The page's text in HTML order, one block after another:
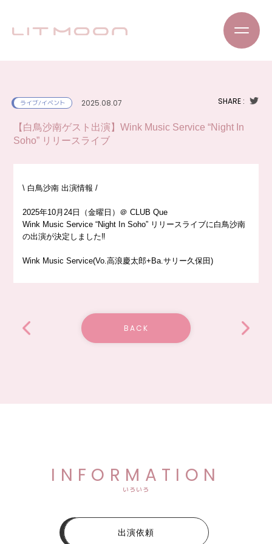
ライブ/イベント 2025.08.07 SHARE :
【白鳥沙南ゲスト出演】Wink Music Service “Night In
Soho” リリースライブ
\ 白鳥沙南 出演情報 /
2025年10月24日（金曜日）＠ CLUB Que
Wink Music Service “Night In Soho” リリースライブに白鳥沙南
の出演が決定しました‼️
Wink Music Service(Vo.高浪慶太郎+Ba.サリー久保田)
BACK
INFORMATION
いろいろ
出演依頼